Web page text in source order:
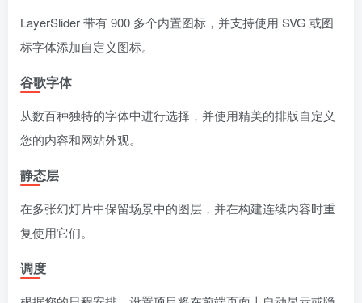
LayerSlider 带有 900 多个内置图标，并支持使用 SVG 或图
标字体添加自定义图标。
谷歌字体
从数百种独特的字体中进行选择，并使用精美的排版自定义
您的内容和网站外观。
静态层
在多张幻灯片中保留场景中的图层，并在构建连续内容时重
复使用它们。
调度